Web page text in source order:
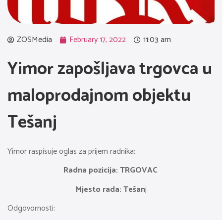
ZOSMedia February 17, 2022 11:03 am
Yimor zapošljava trgovca u
maloprodajnom objektu
Tešanj
Yimor raspisuje oglas za prijem radnika:
Radna pozicija: TRGOVAC
Mjesto rada: Tešanj
Odgovornosti: